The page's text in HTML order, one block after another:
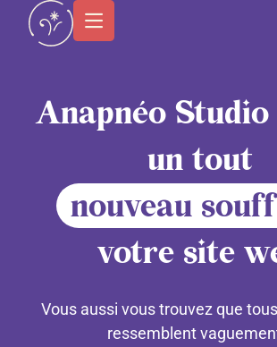
principal
Anapnéo Studio
un tout
nouveau
votre site
Vous aussi vous trouvez que
ressemblent